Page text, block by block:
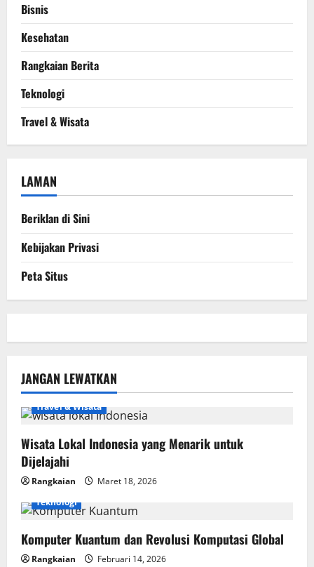
Bisnis
Kesehatan
Rangkaian Berita
Teknologi
Travel & Wisata
LAMAN
Beriklan di Sini
Kebijakan Privasi
Peta Situs
JANGAN LEWATKAN
Travel & Wisata
Wisata Lokal Indonesia yang Menarik untuk
Dijelajahi
Rangkaian
Maret 18, 2026
Teknologi
Komputer Kuantum dan Revolusi Komputasi Global
Rangkaian Februari 14, 2026